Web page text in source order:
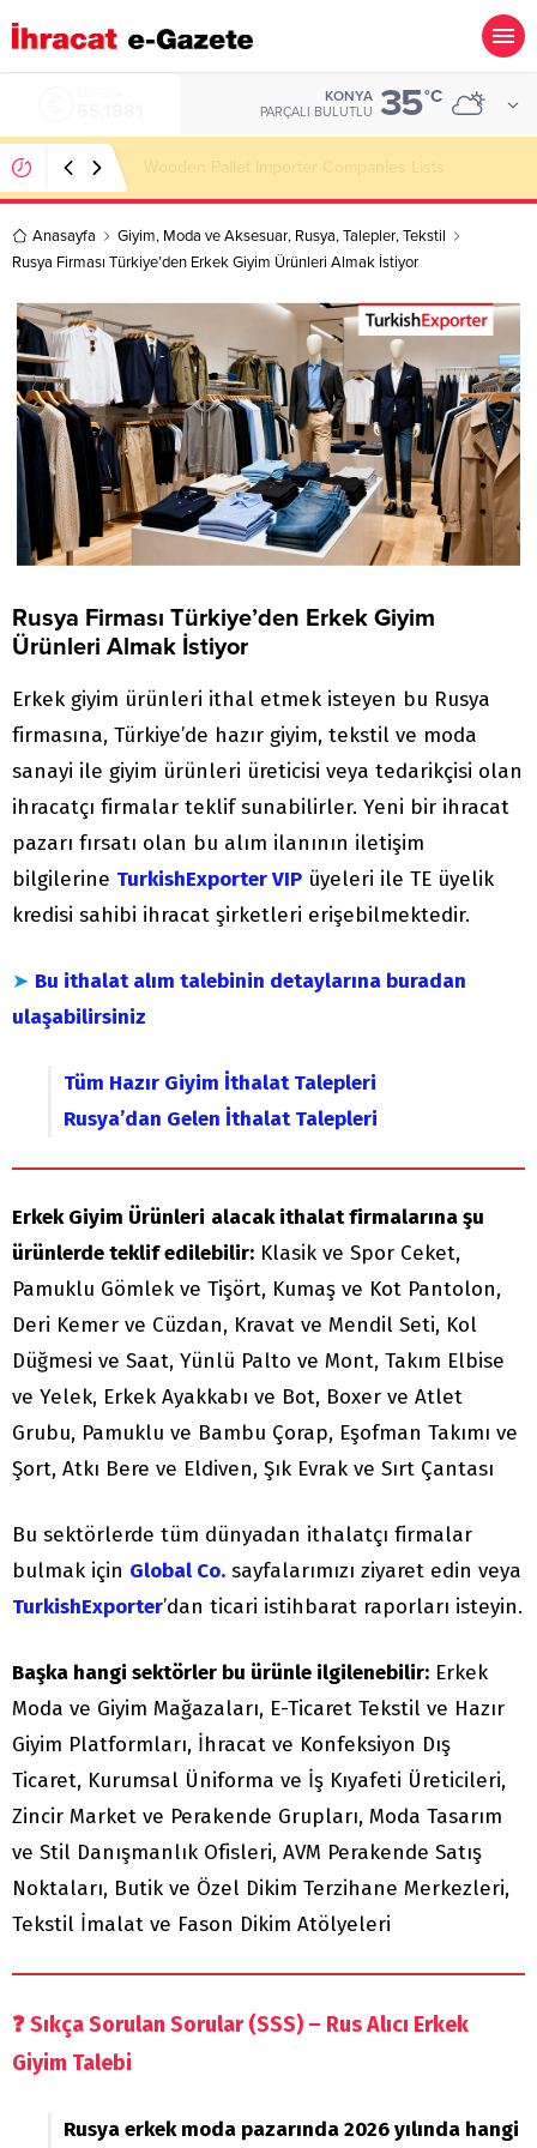
KONYA
PARÇALI BULUTLU 35°C
Anasayfa Giyim, Moda ve Aksesuar, Rusya,Talepler,Tekstil
Rusya Firması Türkiye’den Erkek Giyim Ürünleri Almak İstiyor
Rusya Firması Türkiye’den Erkek Giyim
Ürünleri Almak İstiyor
Erkek giyim ürünleri ithal etmek isteyen bu Rusya
firmasına, Türkiye’de hazır giyim, tekstil ve moda
sanayi ile giyim ürünleri üreticisi veya tedarikçisi olan
ihracatçı firmalar teklif sunabilirler. Yeni bir ihracat
pazarı fırsatı olan bu alım ilanının iletişim
bilgilerine TurkishExporter VIP üyeleri ile TE üyelik
kredisi sahibi ihracat şirketleri erişebilmektedir.
➤ Bu ithalat alım talebinin detaylarına buradan
ulaşabilirsiniz
Tüm Hazır Giyim İthalat Talepleri
Rusya’dan Gelen İthalat Talepleri
Erkek Giyim Ürünleri alacak ithalat firmalarına şu
ürünlerde teklif edilebilir: Klasik ve Spor Ceket,
Pamuklu Gömlek ve Tişört, Kumaş ve Kot Pantolon,
Deri Kemer ve Cüzdan, Kravat ve Mendil Seti, Kol
Düğmesi ve Saat, Yünlü Palto ve Mont, Takım Elbise
ve Yelek, Erkek Ayakkabı ve Bot, Boxer ve Atlet
Grubu, Pamuklu ve Bambu Çorap, Eşofman Takımı ve
Şort, Atkı Bere ve Eldiven, Şık Evrak ve Sırt Çantası
Bu sektörlerde tüm dünyadan ithalatçı firmalar
bulmak için Global Co. sayfalarımızı ziyaret edin veya
TurkishExporter’dan ticari istihbarat raporları isteyin.
Başka hangi sektörler bu ürünle ilgilenebilir: Erkek
Moda ve Giyim Mağazaları, E-Ticaret Tekstil ve Hazır
Giyim Platformları, İhracat ve Konfeksiyon Dış
Ticaret, Kurumsal Üniforma ve İş Kıyafeti Üreticileri,
Zincir Market ve Perakende Grupları, Moda Tasarım
ve Stil Danışmanlık Ofisleri, AVM Perakende Satış
Noktaları, Butik ve Özel Dikim Terzihane Merkezleri,
Tekstil İmalat ve Fason Dikim Atölyeleri
❓Sıkça Sorulan Sorular (SSS) – Rus Alıcı Erkek
Giyim Talebi
Rusya erkek moda pazarında 2026 yılında hangi